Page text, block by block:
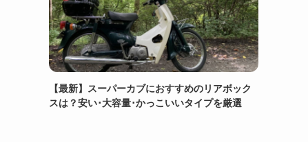
【最新】スーパーカブにおすすめのリアボック
スは？安い･大容量･かっこいいタイプを厳選